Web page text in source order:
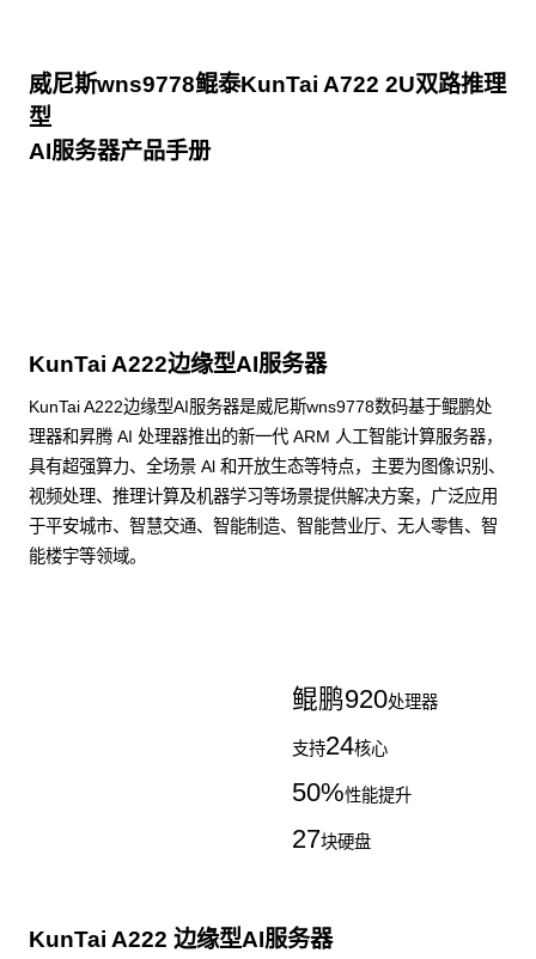
威尼斯wns9778鲲泰KunTai A722 2U双路推理
型
AI服务器产品手册
KunTai A222边缘型AI服务器
KunTai A222边缘型AI服务器是威尼斯wns9778数码基于鲲鹏处
理器和昇腾 AI 处理器推出的新一代 ARM 人工智能计算服务器，
具有超强算力、全场景 Al 和开放生态等特点，主要为图像识别、
视频处理、推理计算及机器学习等场景提供解决方案，广泛应用
于平安城市、智慧交通、智能制造、智能营业厅、无人零售、智
能楼宇等领域。
鲲鹏920处理器
支持24核心
50%性能提升
27块硬盘
KunTai A222 边缘型AI服务器